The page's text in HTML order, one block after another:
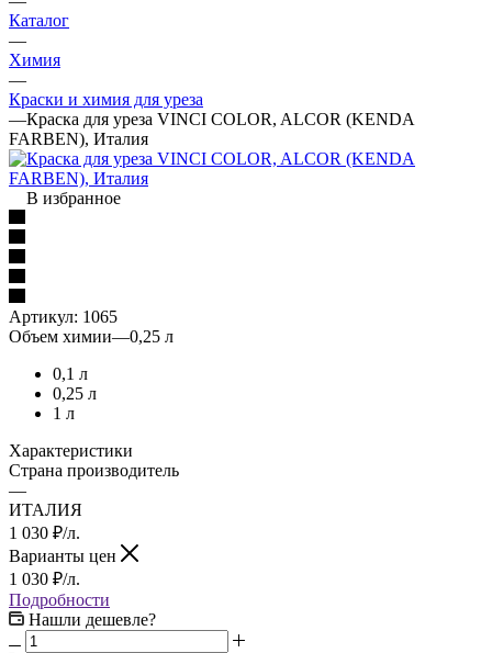
Каталог
—
Химия
—
Краски и химия для уреза
—Краска для уреза VINCI COLOR, ALCOR (KENDA
FARBEN), Италия
В избранное
Артикул: 1065
Объем химии—0,25 л
0,1 л
0,25 л
1 л
Характеристики
Страна производитель
—
ИТАЛИЯ
1 030 ₽/л.
Варианты цен
1 030 ₽/л.
Подробности
Нашли дешевле?